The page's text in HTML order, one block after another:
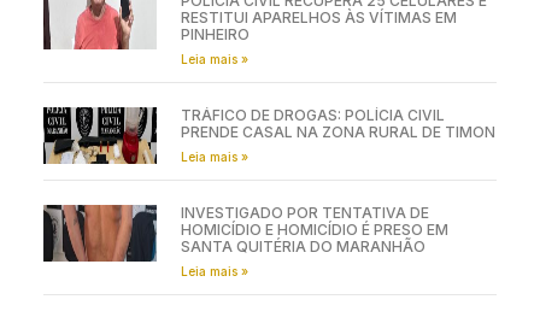
RESTITUI APARELHOS ÀS VÍTIMAS EM
PINHEIRO
Leia mais »
TRÁFICO DE DROGAS: POLÍCIA CIVIL
PRENDE CASAL NA ZONA RURAL DE TIMON
Leia mais »
INVESTIGADO POR TENTATIVA DE
HOMICÍDIO E HOMICÍDIO É PRESO EM
SANTA QUITÉRIA DO MARANHÃO
Leia mais »